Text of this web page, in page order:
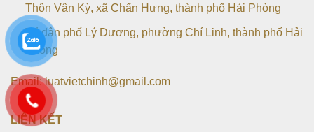
Thôn Vân Kỳ, xã Chấn Hưng, thành phố Hải Phòng
Tổ dân phố Lý Dương, phường Chí Linh, thành phố Hải
Phòng
Email: luatvietchinh@gmail.com
LIÊN KẾT